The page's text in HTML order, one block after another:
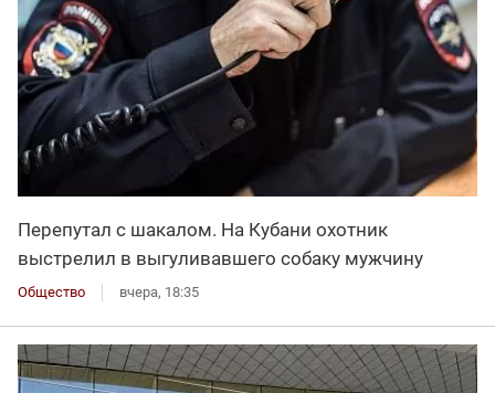
Перепутал с шакалом. На Кубани охотник
выстрелил в выгуливавшего собаку мужчину
Общество вчера, 18:35